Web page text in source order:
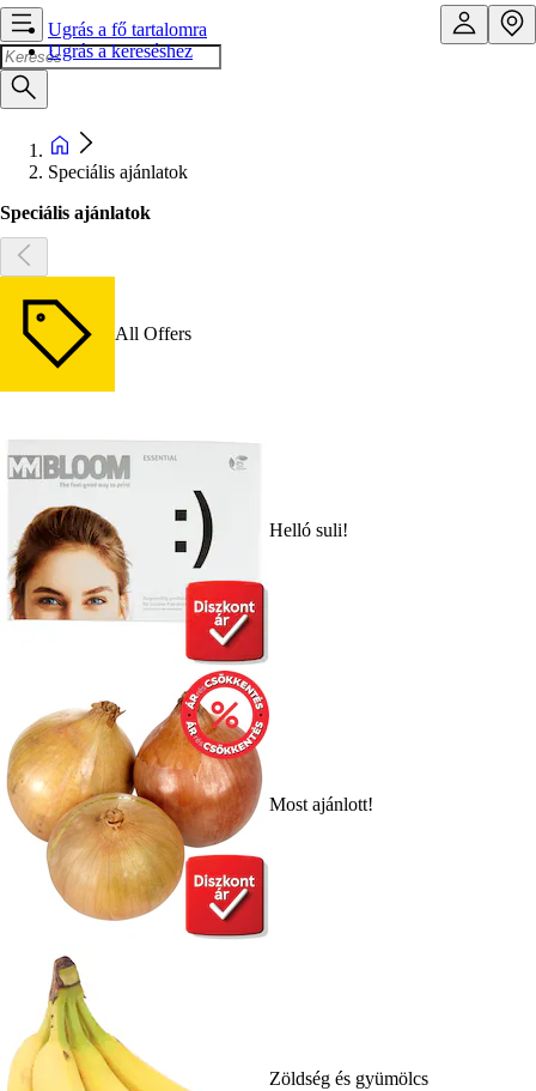
Ugrás a fő tartalomra
Ugrás a kereséshez
Speciális ajánlatok
Speciális ajánlatok
All Offers
Helló suli!
Most ajánlott!
Zöldség és gyümölcs